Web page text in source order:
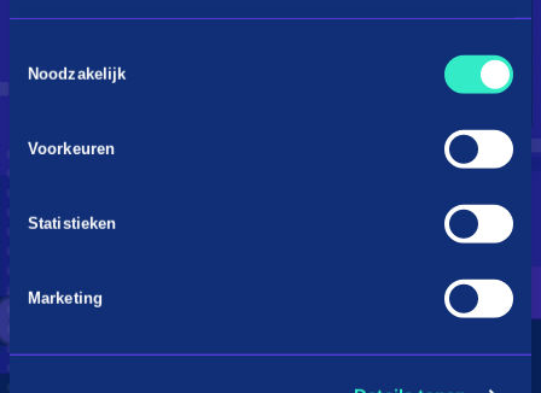
Noodzakelijk
Voorkeuren
Statistieken
Marketing
Droom je van een kingsize